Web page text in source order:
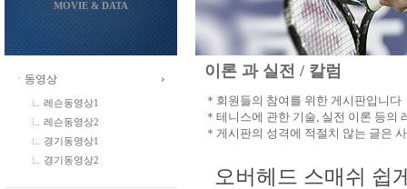
MOVIE & DATA
ㆍ동영상
레슨동영상1
레슨동영상2
경기동영상1
경기동영상2
이론 과 실전 / 칼럼
＊회원들의 참여를 위한 게시판입니다
＊테니스에 관한 기술, 실전 이론 등의
＊게시판의 성격에 적절치 않는 글은
오버헤드 스매쉬 쉽